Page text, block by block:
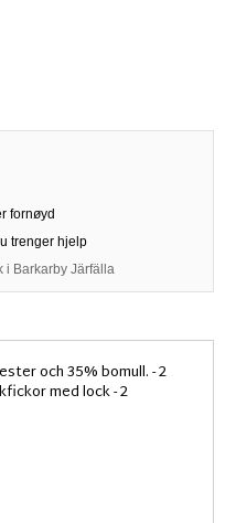
fornøyd
trenger hjelp
i Barkarby Järfälla
och 35% bomull. - 2
med lock - 2